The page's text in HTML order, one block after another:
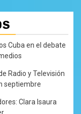
Cuba en el debate
Radio y Televisión
septiembre
Clara Isaura